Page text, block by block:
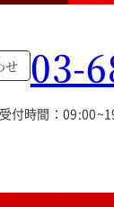
せ 03-
受付時間：